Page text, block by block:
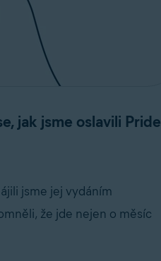
jak jsme oslavili Pride
jsme jej vydáním
že jde nejen o měsíc